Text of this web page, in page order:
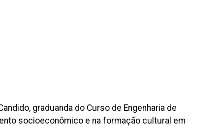
graduanda do Curso de Engenharia de
socioeconômico e na formação cultural em